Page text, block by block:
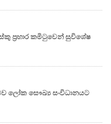
ප්‍රහාර කමිටුවෙන් සුවිශේෂ
ලෝක සෞඛ්‍ය සංවිධානයට